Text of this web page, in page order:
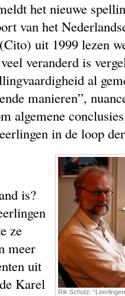
het nieuwe
van het
uit 1999 lezen
veranderd is
al
manieren”,
algemene
in de loop
Rik Schutz:
is?
ze
meer
uit
Karel